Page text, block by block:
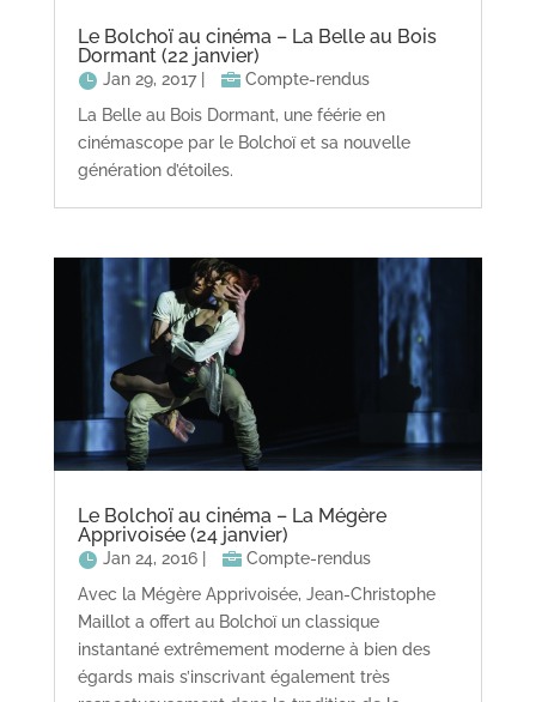
Le Bolchoï au cinéma – La Belle au Bois
Dormant (22 janvier)
Jan 29, 2017|
Compte-rendus
La Belle au Bois Dormant, une féérie en
cinémascope par le Bolchoï et sa nouvelle
génération d’étoiles.
Le Bolchoï au cinéma – La Mégère
Apprivoisée (24 janvier)
Jan 24, 2016|
Compte-rendus
Avec la Mégère Apprivoisée, Jean-Christophe
Maillot a offert au Bolchoï un classique
instantané extrêmement moderne à bien des
égards mais s’inscrivant également très